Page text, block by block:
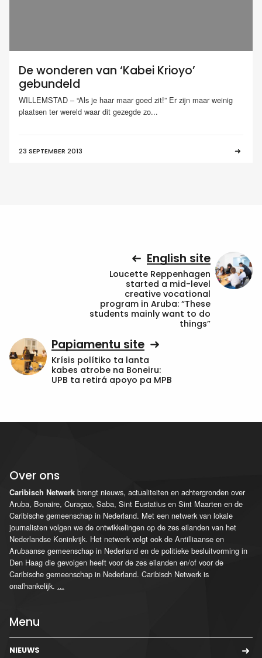
De wonderen van ‘Kabei Krioyo’
gebundeld
WILLEMSTAD – “Als je haar maar goed zit!” Er zijn maar weinig
plaatsen ter wereld waar dit gezegde zo...
23 SEPTEMBER 2013
English site
Loucette Reppenhagen
started a mid-level
creative vocational
program in Aruba: “These
students mainly want to do
things”
Papiamentu site
Krísis polítiko ta lanta
kabes atrobe na Boneiru:
UPB ta retirá apoyo pa MPB
Over ons
Caribisch Netwerk brengt nieuws, actualiteiten en achtergronden over
Aruba, Bonaire, Curaçao, Saba, Sint Eustatius en Sint Maarten en de
Caribische gemeenschap in Nederland. Met een netwerk van lokale
journalisten volgen we de ontwikkelingen op de zes eilanden van het
Nederlandse Koninkrijk. Het netwerk volgt ook de Antilliaanse en
Arubaanse gemeenschap in Nederland en de politieke besluitvorming in
Den Haag die gevolgen heeft voor de zes eilanden en/of voor de
Caribische gemeenschap in Nederland. Caribisch Netwerk is
onafhankelijk. ...
Menu
NIEUWS